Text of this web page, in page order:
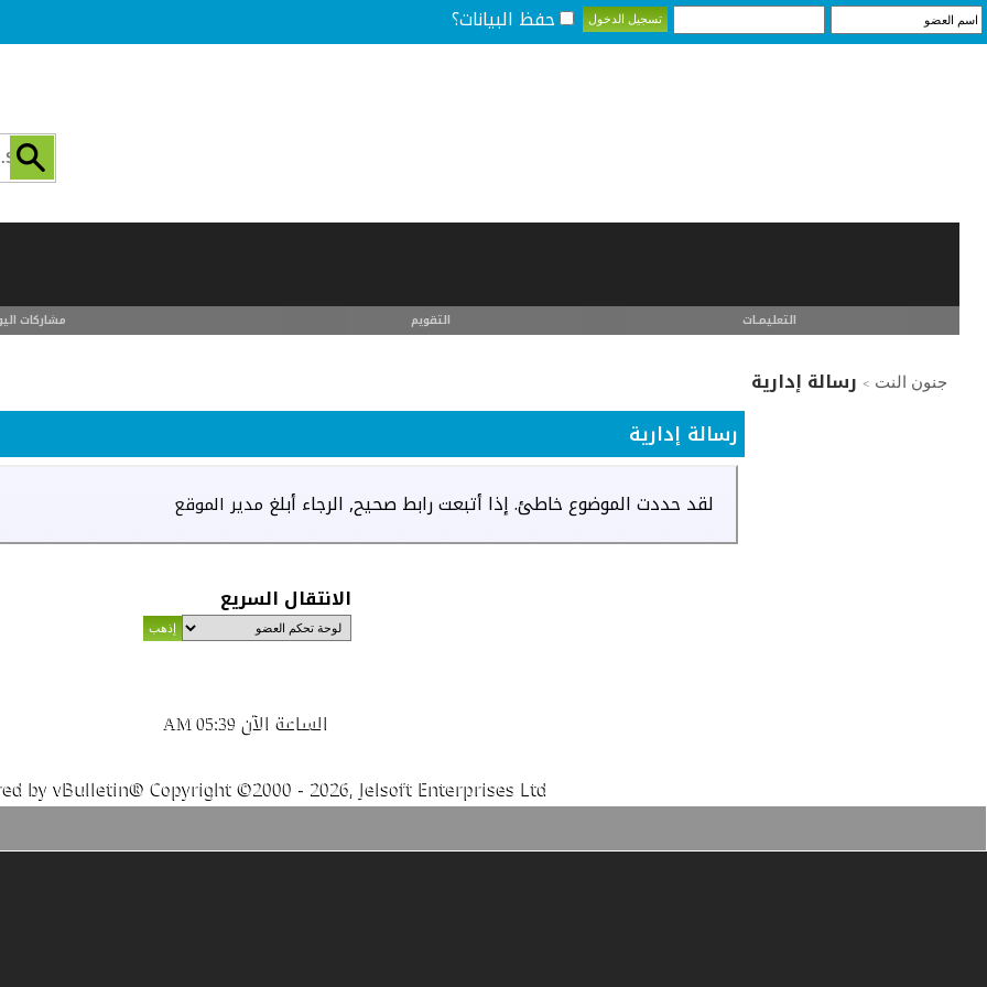
حفظ البيانات؟
التعليمـــات التقويم مشاركات
جنون النت > رسالة إدارية
رسالة إدارية
لقد حددت الموضوع خاطئ. إذا أتبعت رابط صحيح, الرجاء أبلغ مدير الموقع
الانتقال السريع
الساعة الآن 05:39 AM
by vBulletin® Copyright ©2000 - 2026, Jelsoft Enterprises Ltd.